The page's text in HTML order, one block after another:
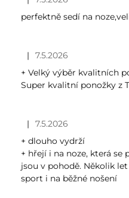
Hodnocení obchodu je 5 z
perfektně sedí na
Hodnocení obchodu je 5 z
|
7.5.2026
+ Velký výběr kvalitních
Super kvalitní ponožky z
Hodnocení obchodu je 5 z
|
7.5.2026
+ dlouho vydrží
+ hřejí i na noze, která se
jsou v pohodě. Několik
sport i na běžné nošení